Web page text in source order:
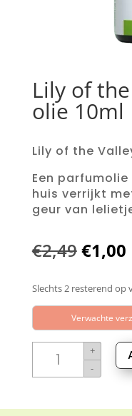
Lily of
olie 10ml
Lily of the
Een
huis verrijkt
geur van
€2,49
was:
€2,49.
€1,00
Slechts 2 resterend op
Verwachte
the
parfum
+
-